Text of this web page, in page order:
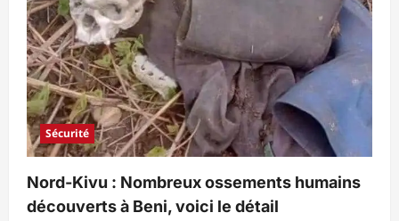
Sécurité
Nord-Kivu : Nombreux ossements humains
découverts à Beni, voici le détail